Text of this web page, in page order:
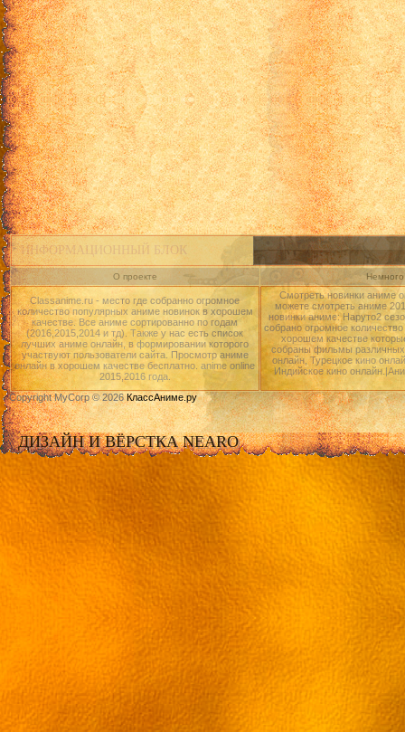
ИНФОРМАЦИОННЫЙ БЛОК
О проекте
Classanime.ru - место где собранно огромное
количество популярных аниме новинок в хорошем
качестве. Все аниме сортированно по годам
(2016,2015,2014 и тд). Также у нас есть список
лучших аниме онлайн, в формировании которого
участвуют пользователи сайта. Просмотр аниме
онлайн в хорошем качестве бесплатно. anime online
2015,2016 года.
Смотреть новинки аниме
можете смотреть аниме
новинки аниме: Наруто2
собрано огромное
хорошем качестве
собраны фильмы различных
онлайн, Турецкое кино
Индийское кино
Copyright MyCorp © 2026КлассАниме.ру
ДИЗАЙН И ВЁРСТКА NEARO